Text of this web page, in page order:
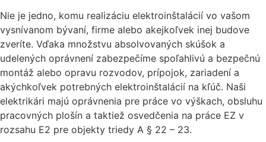
Nie je jedno, komu realizáciu elektroinštalácií vo vašom
vysnívanom bývaní, firme alebo akejkoľvek inej budove
zveríte. Vďaka množstvu absolvovaných skúšok a
udelených oprávnení zabezpečíme spoľahlivú a bezpečnú
montáž alebo opravu rozvodov, prípojok, zariadení a
akýchkoľvek potrebných elektroinštalácií na kľúč. Naši
elektrikári majú oprávnenia pre práce vo výškach, obsluhu
pracovných plošín a taktiež osvedčenia na práce EZ v
rozsahu E2 pre objekty triedy A § 22 – 23.